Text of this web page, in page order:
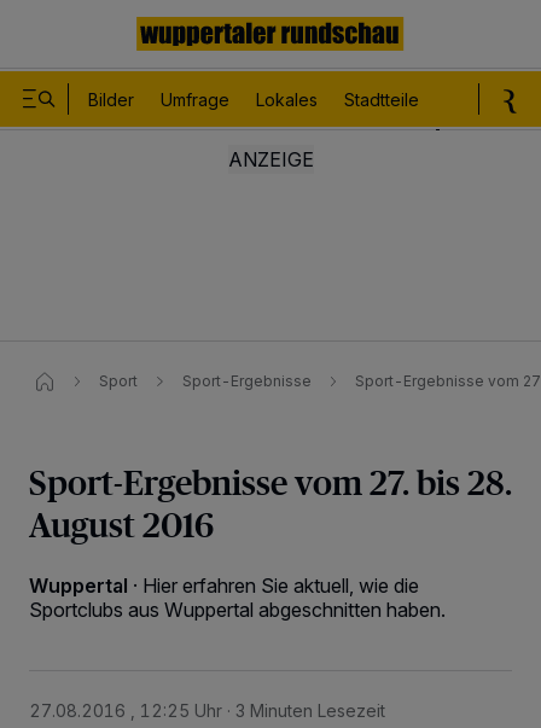
Bilder Umfrage Lokales Stadtteile
Sport Sport-Ergebnisse Sport-Ergebnisse vom
Sport-Ergebnisse vom 27. bis 28.
August 2016
Wuppertal · Hier erfahren Sie aktuell, wie die
Sportclubs aus Wuppertal abgeschnitten haben.
27.08.2016 , 12:25 Uhr 3 Minuten Lesezeit